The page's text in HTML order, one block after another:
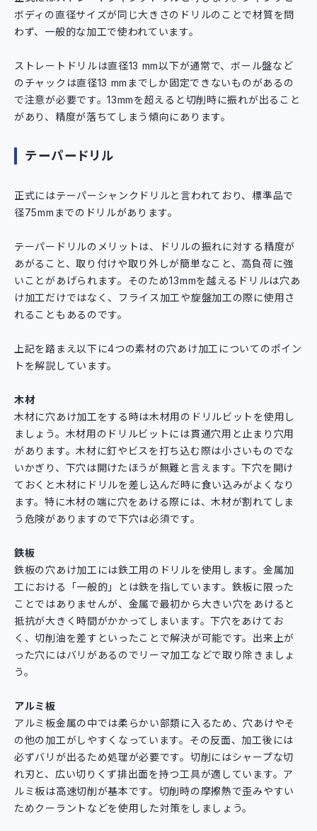
ボディの直径サイズが同じ大きさのドリルのことで材質を問
わず、一般的な加工で使われています。
ストレートドリルは直径13 mm以下が通常で、ボール盤など
のチャックは直径13 mmまでしか固定できないものがあるの
で注意が必要です。13mmを超えると切削時に振れが出ること
があり、精度が落ちてしまう傾向にあります。
テーパードリル
正式にはテーパーシャンクドリルと言われており、標準品で
径75mmまでのドリルがあります。
テーパードリルのメリットは、ドリルの振れに対する精度が
あがること、取り付けや取り外しが簡単なこと、高負荷に強
いことがあげられます。そのため13mmを越えるドリルは穴あ
け加工だけではなく、フライス加工や旋盤加工の際に使用さ
れることもあるのです。
上記を踏まえ以下に4つの素材の穴あけ加工についてのポイン
トを解説しています。
木材
木材に穴あけ加工をする時は木材用のドリルビットを使用し
ましょう。木材用のドリルビットには貫通穴用と止まり穴用
があります。木材に釘やビスを打ち込む際は小さいものでな
いかぎり、下穴は開けたほうが無難と言えます。下穴を開け
ておくと木材にドリルを差し込んだ時に食い込みがよくなり
ます。特に木材の端に穴をあける際には、木材が割れてしま
う危険がありますので下穴は必須です。
鉄板
鉄板の穴あけ加工には鉄工用のドリルを使用します。金属加
工における「一般的」とは鉄を指しています。鉄板に限った
ことではありませんが、金属で最初から大きい穴をあけると
抵抗が大きく時間がかかってしまいます。下穴をあけてお
く、切削油を差すといったことで解決が可能です。出来上が
った穴にはバリがあるのでリーマ加工などで取り除きましょ
う。
アルミ板
アルミ板金属の中では柔らかい部類に入るため、穴あけやそ
の他の加工がしやすくなっています。その反面、加工後には
必ずバリが出るため処理が必要です。切削にはシャープな切
れ刃と、広い切りくず排出面を持つ工具が適しています。ア
ルミ板は高速切削が基本です。切削時の摩擦熱で歪みやすい
ためクーラントなどを使用した対策をしましょう。